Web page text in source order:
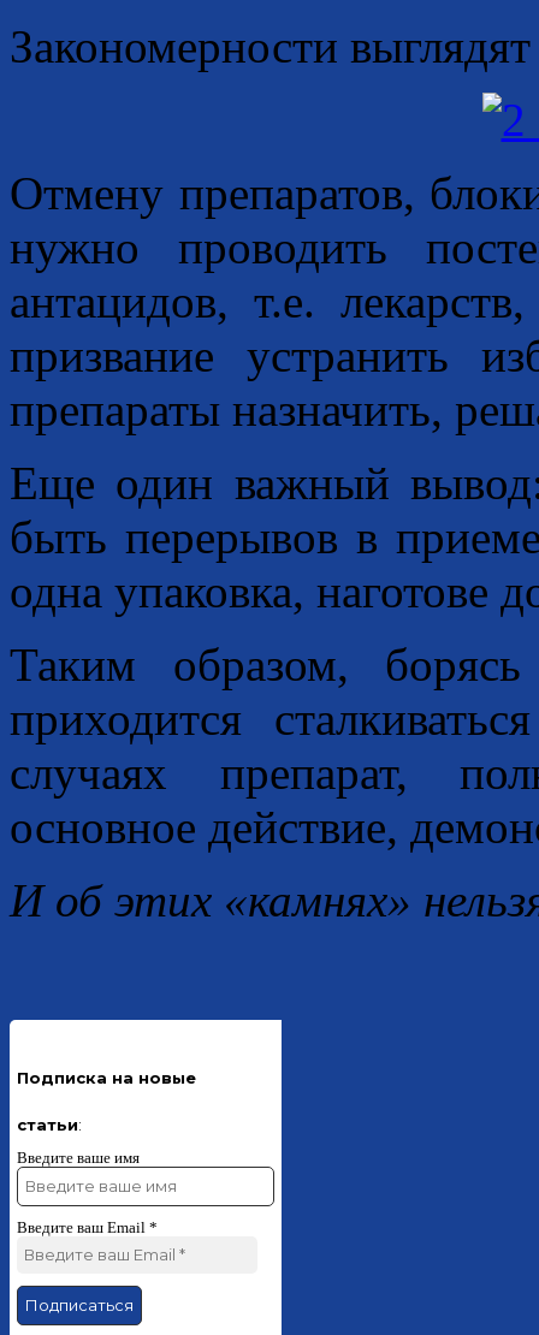
Закономерности
Отмену препаратов,
нужно проводить
антацидов, т.е.
призвание устранить
препараты назначить,
Еще один важный
быть перерывов в приеме
одна упаковка, наготове
Таким образом,
приходится
случаях препарат,
основное действие,
И об этих «камнях»
Подписка на новые
статьи:
Введите ваше имя
Введите ваш Email *